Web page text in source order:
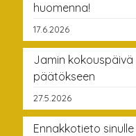
huomenna!
17.6.2026
Jamin
päätökseen
27.5.2026
Ennakkotieto